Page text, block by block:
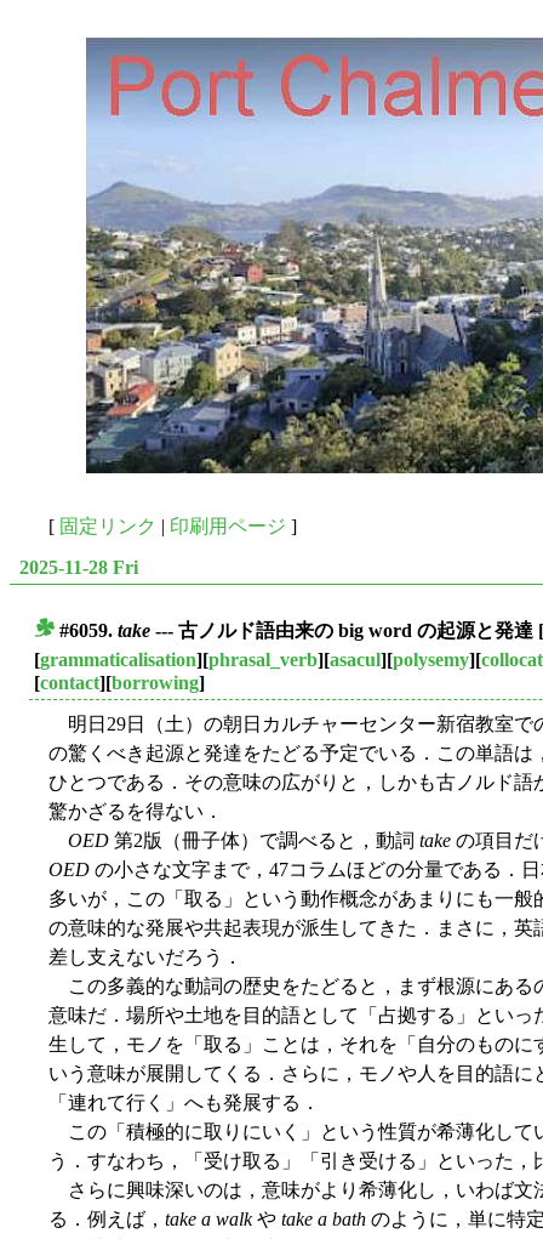
[ 固定リンク | 印刷用ページ ]
2025-11-28 Fri
#6059. take --- 古ノルド語由来の big word の起源と発達 [
[grammaticalisation][phrasal_verb][asacul][polysemy][
[contact][borrowing]
明日29日（土）の朝日カルチャーセンター新宿教室で
の驚くべき起源と発達をたどる予定でいる．この単語
ひとつである．その意味の広がりと，しかも古ノルド
驚かざるを得ない．
OED 第2版（冊子体）で調べると，動詞 take の項目だ
OED の小さな文字まで，47コラムほどの分量である．
多いが，この「取る」という動作概念があまりにも一
の意味的な発展や共起表現が派生してきた．まさに，
差し支えないだろう．
この多義的な動詞の歴史をたどると，まず根源にある
意味だ．場所や土地を目的語として「占拠する」とい
生して，モノを「取る」ことは，それを「自分のもの
いう意味が展開してくる．さらに，モノや人を目的語
「連れて行く」へも発展する．
この「積極的に取りにいく」という性質が希薄化して
う．すなわち，「受け取る」「引き受ける」といった
さらに興味深いのは，意味がより希薄化し，いわば文
る．例えば， take a walkや take a bath のように，単に特